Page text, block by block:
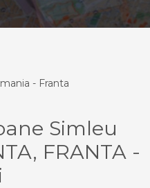
- Franta
Simleu
FRANTA -